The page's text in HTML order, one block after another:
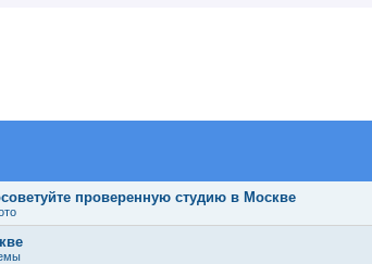
проверенную студию в Москве